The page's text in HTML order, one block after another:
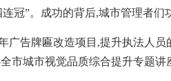
冠”。成功的背后,城市管理者们
告牌匾改造项目,提升执法人员
市城市视觉品质综合提升专题讲